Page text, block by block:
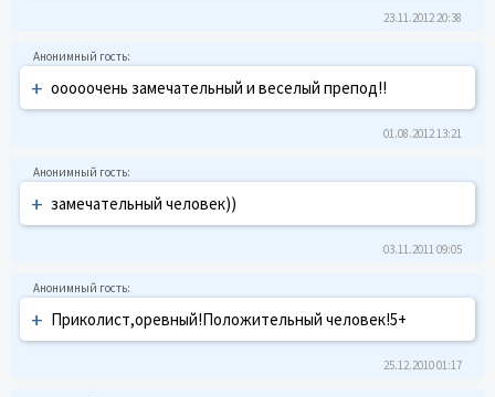
23.11.2012 20:38
+ ооооочень замечательный и веселый препод!!
01.08.2012 13:21
+ замечательный человек))
03.11.2011 09:05
+ Приколист,оревный!Положительный человек!5+
25.12.2010 01:17